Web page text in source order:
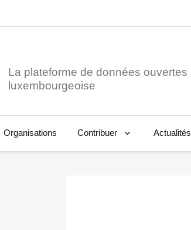
La plateforme de données ouvertes
Organisations Contribuer Actualités